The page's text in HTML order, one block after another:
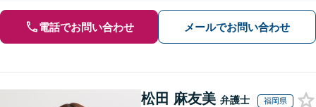
電話でお問い合わせ メールでお問い合わせ
松田 麻友美 弁護士 福岡県